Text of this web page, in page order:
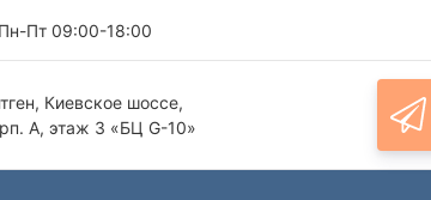
Пн-Пт 09:00-18:00
Киевское шоссе,
А, этаж 3 «БЦ G-10»